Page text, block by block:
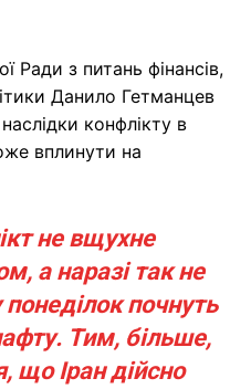
Ради з питань фінансів,
Данило Гетманцев
наслідки конфлікту в
вплинути на
не вщухне
а наразі так не
почнуть
Тим, більше,
що Іран дійсно